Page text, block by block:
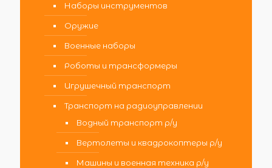
Наборы инструментов
Оружие
Военные наборы
Роботы и трансформеры
Игрушечный транспорт
Транспорт на радиоуправлении
Водный транспорт р/у
Вертолеты и квадрокоптеры р/у
Машины и военная техника р/у